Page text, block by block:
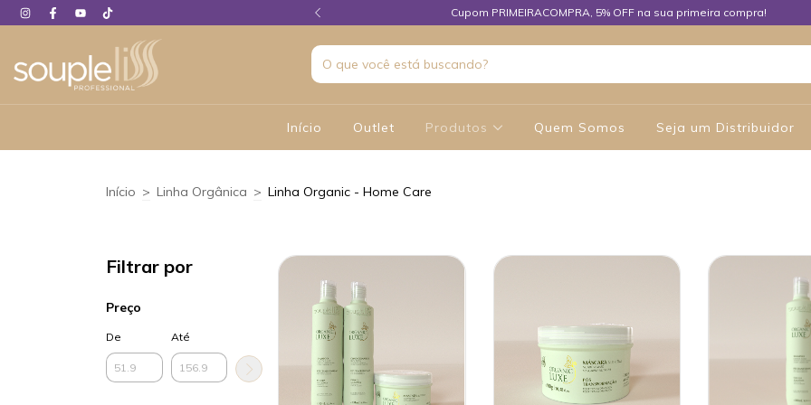
até 06X sem juros Cupom PRIMEIRACOMPRA, 5% OFF na sua primeira compra!
Início Outlet Produtos Quem Somos Seja um Distribuidor
Início > Linha Orgânica > Linha Organic - Home Care
Filtrar por
Preço
De Até